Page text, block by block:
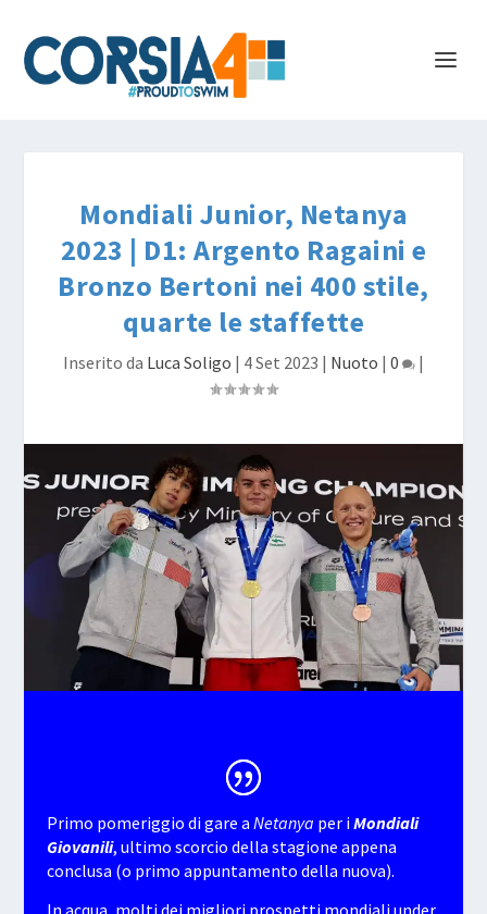
Mondiali Junior, Netanya
2023 | D1: Argento Ragaini e
Bronzo Bertoni nei 400 stile,
quarte le staffette
Inserito da Luca Soligo | 4 Set 2023 | Nuoto | 0 |
Primo pomeriggio di gare a Netanya per iMondiali
Giovanili, ultimo scorcio della stagione appena
conclusa (o primo appuntamento della nuova).